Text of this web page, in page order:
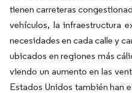
tienen carreteras
vehículos, la infraestructura
necesidades en cada calle y
ubicados en regiones más
viendo un aumento en las
Estados Unidos también han